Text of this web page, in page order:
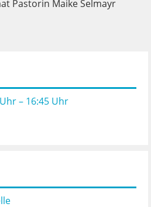
Pastorin Maike Selmayr
– 16:45 Uhr